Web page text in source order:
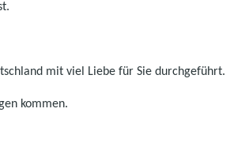
mit viel Liebe für Sie durchgeführt.
kommen.